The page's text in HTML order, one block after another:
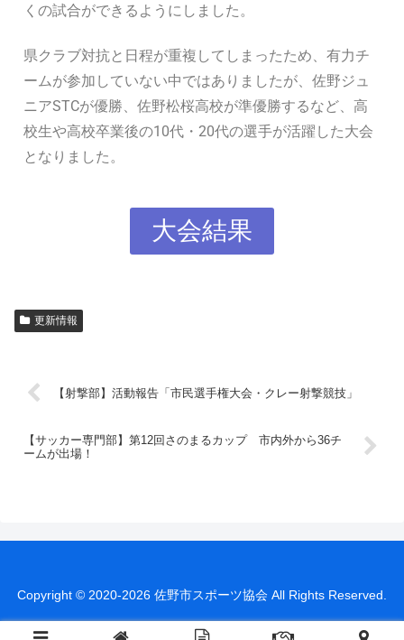
くの試合ができるようにしました。
県クラブ対抗と日程が重複してしまったため、有力チ
ームが参加していない中ではありましたが、佐野ジュ
ニアSTCが優勝、佐野松桜高校が準優勝するなど、高
校生や高校卒業後の10代・20代の選手が活躍した大会
となりました。
大会結果
更新情報
【射撃部】活動報告「市民選手権大会・クレー射撃競技」
【サッカー専門部】第12回さのまるカップ 市内外から36チ
ームが出場！
Copyright © 2020-2026 佐野市スポーツ協会 All Rights Reserved.